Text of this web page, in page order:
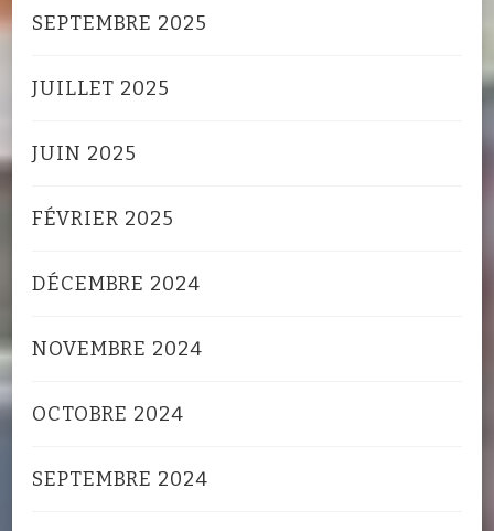
SEPTEMBRE 2025
JUILLET 2025
JUIN 2025
FÉVRIER 2025
DÉCEMBRE 2024
NOVEMBRE 2024
OCTOBRE 2024
SEPTEMBRE 2024